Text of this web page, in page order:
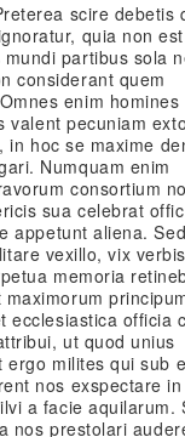
scire debetis
quia non
partibus sola
considerant quem
enim homines
valent pecuniam
hoc se maxime
Numquam enim
consortium
sua celebrat
appetunt aliena.
vexillo, vix verbis
memoria
ecclesiastica officia
ut quod unius
ergo milites qui sub
nos exspectare
a facie aquilarum.
nos prestolari